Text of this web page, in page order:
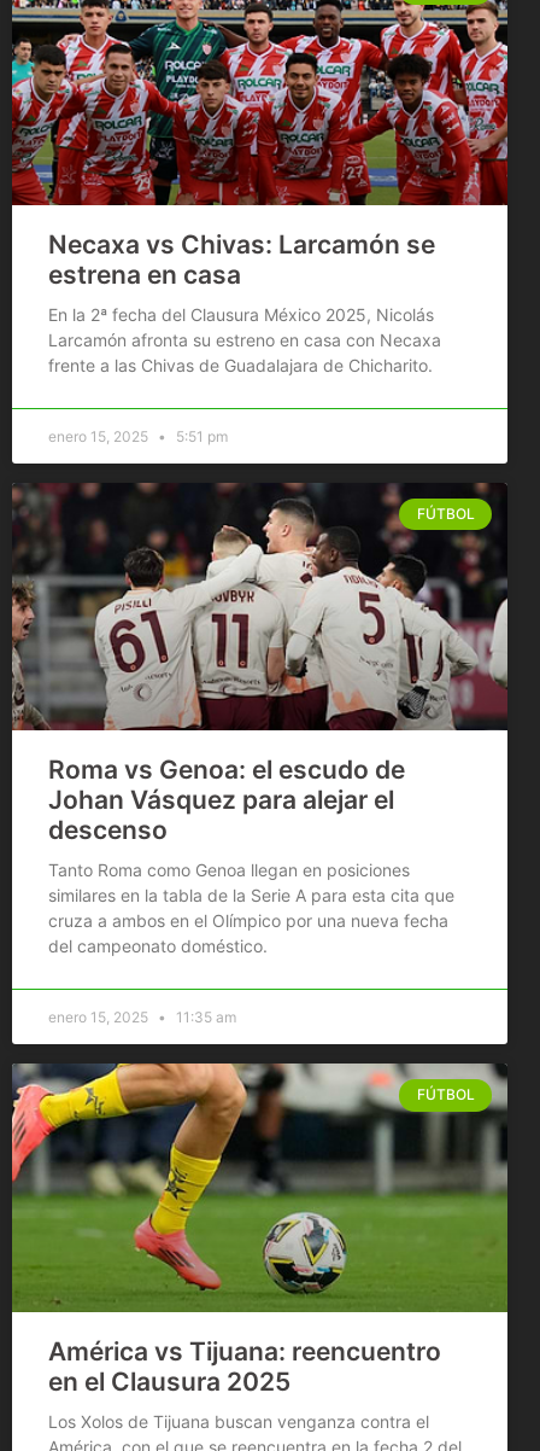
Necaxa vs Chivas: Larcamón se
estrena en casa
En la 2ª fecha del Clausura México 2025, Nicolás
Larcamón afronta su estreno en casa con Necaxa
frente a las Chivas de Guadalajara de Chicharito.
enero 15, 2025 5:51 pm
FÚTBOL
Roma vs Genoa: el escudo de
Johan Vásquez para alejar el
descenso
Tanto Roma como Genoa llegan en posiciones
similares en la tabla de la Serie A para esta cita que
cruza a ambos en el Olímpico por una nueva fecha
del campeonato doméstico.
enero 15, 2025 11:35 am
FÚTBOL
América vs Tijuana: reencuentro
en el Clausura 2025
Los Xolos de Tijuana buscan venganza contra el
América, con el que se reencuentra en la fecha 2 del